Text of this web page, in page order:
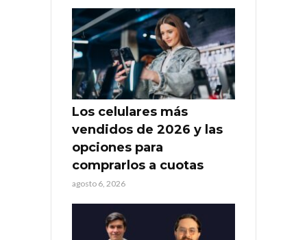
Los celulares más
vendidos de 2026 y las
opciones para
comprarlos a cuotas
agosto 6, 2026